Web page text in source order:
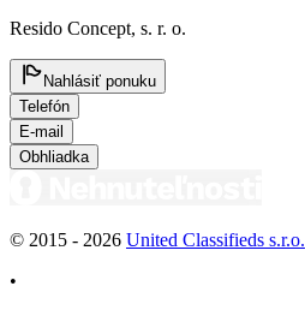
Resido Concept, s. r. o.
Nahlásiť ponuku
Telefón
E-mail
Obhliadka
© 2015 - 2026 United Classifieds s.r.o.
•